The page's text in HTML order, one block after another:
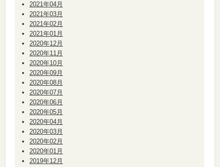
2021年04月
2021年03月
2021年02月
2021年01月
2020年12月
2020年11月
2020年10月
2020年09月
2020年08月
2020年07月
2020年06月
2020年05月
2020年04月
2020年03月
2020年02月
2020年01月
2019年12月